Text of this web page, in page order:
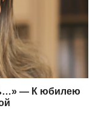
— К юбилею